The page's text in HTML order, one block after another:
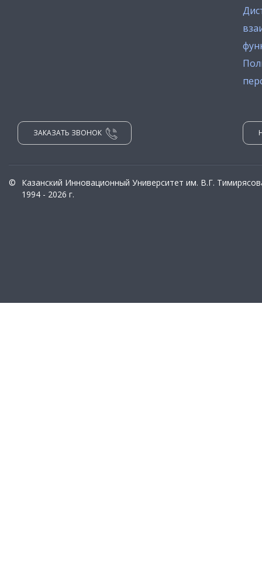
ЗАКАЗАТЬ ЗВОНОК
©
Казанский Инновационный Университет им. В.Г.
1994 - 2026 г.